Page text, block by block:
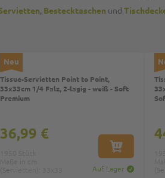
, Bestecktaschen und
Neu
Tissue-Servietten Point to Point,
33x33cm 1/4 Falz, 2-lagig - weiß - Soft
Premium
Auf Lager
IN DEN
36,99 €